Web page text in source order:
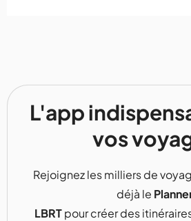
L'app
vos
Rejoignez les milliers de
déjà le
LBRTpour créer des